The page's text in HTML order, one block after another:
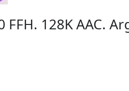
FFH. 128K AAC.